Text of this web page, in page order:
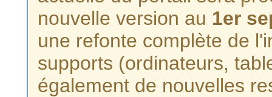
nouvelle version au 1er
une refonte complète de
supports (ordinateurs,
également de nouvelles